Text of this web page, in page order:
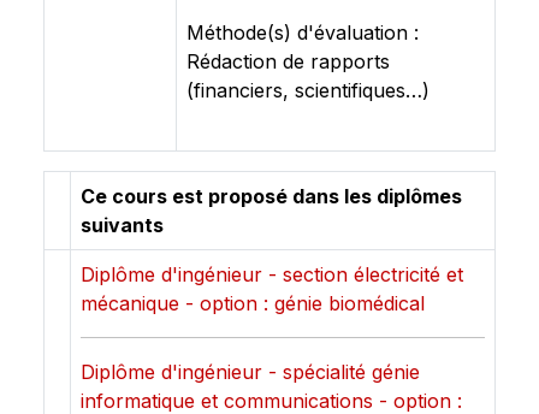
Méthode(s) d'évaluation :
Rédaction de rapports
(financiers, scientifiques…)
Ce cours est proposé dans les diplômes
suivants
Diplôme d'ingénieur - section électricité et
mécanique - option : génie biomédical
Diplôme d'ingénieur - spécialité génie
informatique et communications - option :